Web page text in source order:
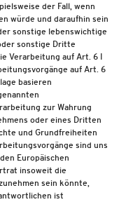
der Fall, wenn
würde und daraufhin sein
sonstige lebenswichtige
sonstige Dritte
Verarbeitung auf Art. 6 I
auf Art. 6
basieren
zur Wahrung
oder eines Dritten
und Grundfreiheiten
sind uns
Europäischen
insoweit die
sein könnte,
ist